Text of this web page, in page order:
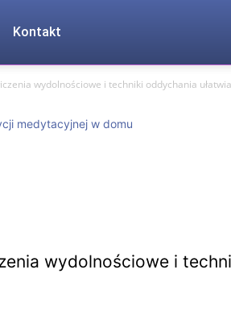
Kontakt
wydolnościowe i techniki oddychania
wydolnościowe i